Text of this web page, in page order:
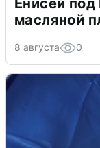
Енисей
масляной
8 августа 0